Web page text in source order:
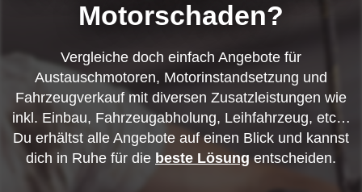
Motorschaden?
Vergleiche doch einfach Angebote für
Austauschmotoren, Motorinstandsetzung und
Fahrzeugverkauf mit diversen Zusatzleistungen wie
inkl. Einbau, Fahrzeugabholung, Leihfahrzeug, etc…
Du erhältst alle Angebote auf einen Blick und kannst
dich in Ruhe für die beste Lösung entscheiden.